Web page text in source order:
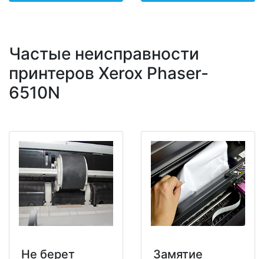
Частые неисправности
принтеров Xerox Phaser-
6510N
Не берет
Замятие